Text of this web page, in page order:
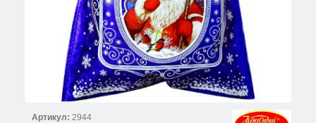
Артикул: 2944